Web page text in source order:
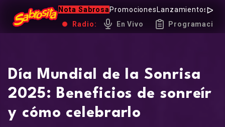
Nota Sabrosa Promociones LanzamientosHot
Radio:
En Vivo Programación
Día Mundial de la Sonrisa
2025: Beneficios de sonreír
y cómo celebrarlo